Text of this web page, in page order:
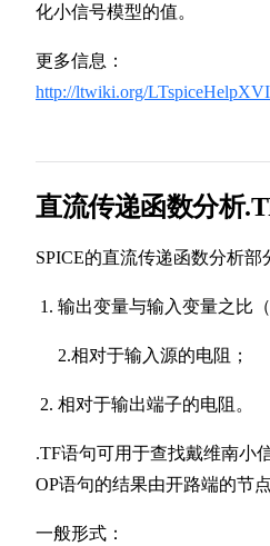
化小信号模型的值。
更多信息：
http://ltwiki.org/
直流传递函数分析
SPICE的直流传递函数分析部
输出变量与输入变量之比
2.相对于输入源的电阻；
相对于输出端子的电阻。
.TF语句可用于查找戴维南小
OP语句的结果由开路端的节
一般形式：